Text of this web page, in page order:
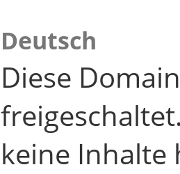
Deutsch
Diese
keine Inhalte